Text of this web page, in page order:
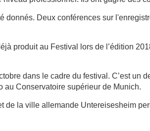
donnés. Deux conférences sur
produit au Festival lors de l’édition
dans le cadre du festival. C’est
au Conservatoire supérieur de Munich.
de la ville allemande Untereisesheim